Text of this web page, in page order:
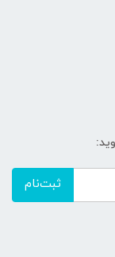
ثبت‌نام